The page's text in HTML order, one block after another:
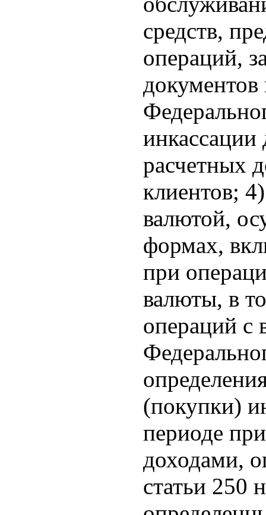
средств,
операций,
инкассации
расчетных
клиентов;
валютой,
формах,
при
валюты, в
операций с
(покупки)
периоде
доходами,
статьи 250